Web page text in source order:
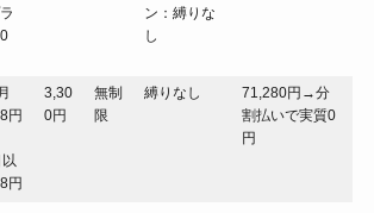
ン：縛りな
し
円
円
3,30
0円
無制
限
縛りなし
71,280円→分
割払いで実質0
円